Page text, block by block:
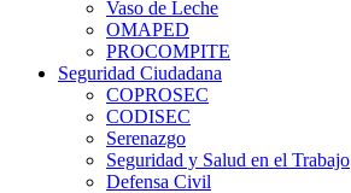
Vaso de Leche
OMAPED
PROCOMPITE
Seguridad Ciudadana
COPROSEC
CODISEC
Serenazgo
Seguridad y Salud en el Trabajo
Defensa Civil